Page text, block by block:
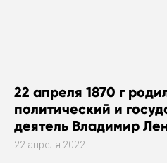
22 апреля 1870 г
политический и
деятель Владимир
22 апреля 2022